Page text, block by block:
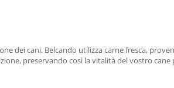
dei cani. Belcando utilizza carne fresca,
preservando così la vitalità del vostro cane